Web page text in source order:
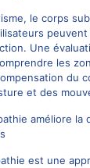
le corps
peuvent
Une
les
du
et des
améliore la
est une